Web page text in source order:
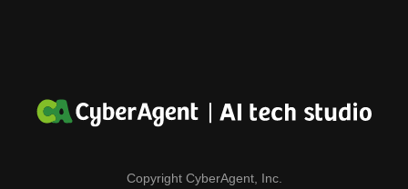
Copyright CyberAgent, Inc.